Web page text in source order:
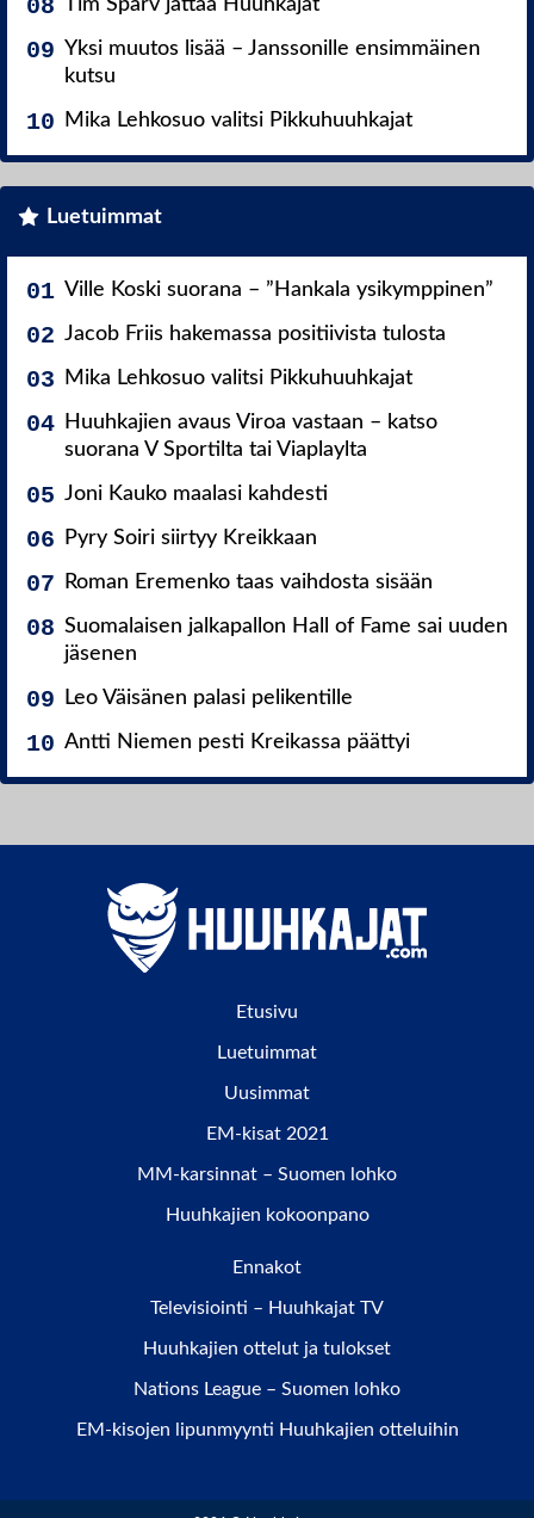
Tim Sparv jättää Huuhkajat
Yksi muutos lisää – Janssonille ensimmäinen
kutsu
Mika Lehkosuo valitsi Pikkuhuuhkajat
Luetuimmat
Ville Koski suorana – ”Hankala ysikymppinen”
Jacob Friis hakemassa positiivista tulosta
Mika Lehkosuo valitsi Pikkuhuuhkajat
Huuhkajien avaus Viroa vastaan – katso
suorana V Sportilta tai Viaplaylta
Joni Kauko maalasi kahdesti
Pyry Soiri siirtyy Kreikkaan
Roman Eremenko taas vaihdosta sisään
Suomalaisen jalkapallon Hall of Fame sai uuden
jäsenen
Leo Väisänen palasi pelikentille
Antti Niemen pesti Kreikassa päättyi
Etusivu
Luetuimmat
Uusimmat
EM-kisat 2021
MM-karsinnat – Suomen lohko
Huuhkajien kokoonpano
Ennakot
Televisiointi – Huuhkajat TV
Huuhkajien ottelut ja tulokset
Nations League – Suomen lohko
EM-kisojen lipunmyynti Huuhkajien otteluihin